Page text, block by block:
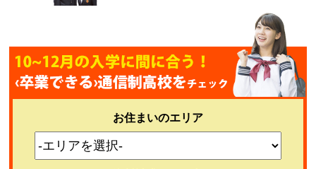
お住まいのエリア